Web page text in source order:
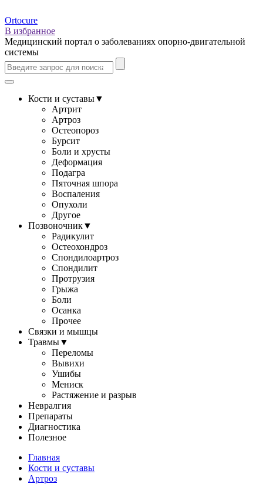
Ortocure
В избранное
Медицинский портал о заболеваниях опорно-двигательной
системы
Кости и суставы▼
Артрит
Артроз
Остеопороз
Бурсит
Боли и хрусты
Деформация
Подагра
Пяточная шпора
Воспаления
Опухоли
Другое
Позвоночник▼
Радикулит
Остеохондроз
Спондилоартроз
Спондилит
Протрузия
Грыжа
Боли
Осанка
Прочее
Связки и мышцы
Травмы▼
Переломы
Вывихи
Ушибы
Мениск
Растяжение и разрыв
Невралгия
Препараты
Диагностика
Полезное
Главная
Кости и суставы
Артроз